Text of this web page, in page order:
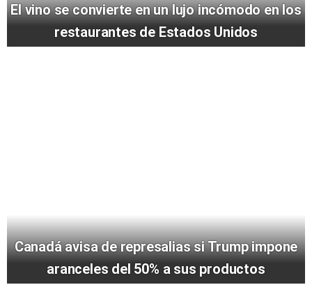
El vino se convierte en un lujo incómodo en los
restaurantes de Estados Unidos
Canadá avisa de represalias si Trump impone
aranceles del 50% a sus productos